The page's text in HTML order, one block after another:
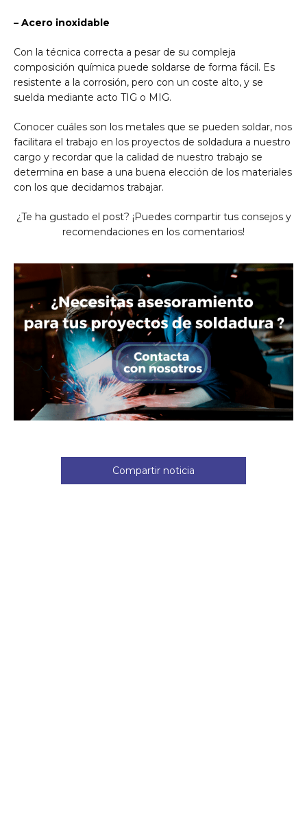
– Acero inoxidable
Con la técnica correcta a pesar de su compleja
composición química puede soldarse de forma fácil. Es
resistente a la corrosión, pero con un coste alto, y se
suelda mediante acto TIG o MIG.
Conocer cuáles son los metales que se pueden soldar, nos
facilitara el trabajo en los proyectos de soldadura a nuestro
cargo y recordar que la calidad de nuestro trabajo se
determina en base a una buena elección de los materiales
con los que decidamos trabajar.
¿Te ha gustado el post? ¡Puedes compartir tus consejos y
recomendaciones en los comentarios!
Compartir noticia